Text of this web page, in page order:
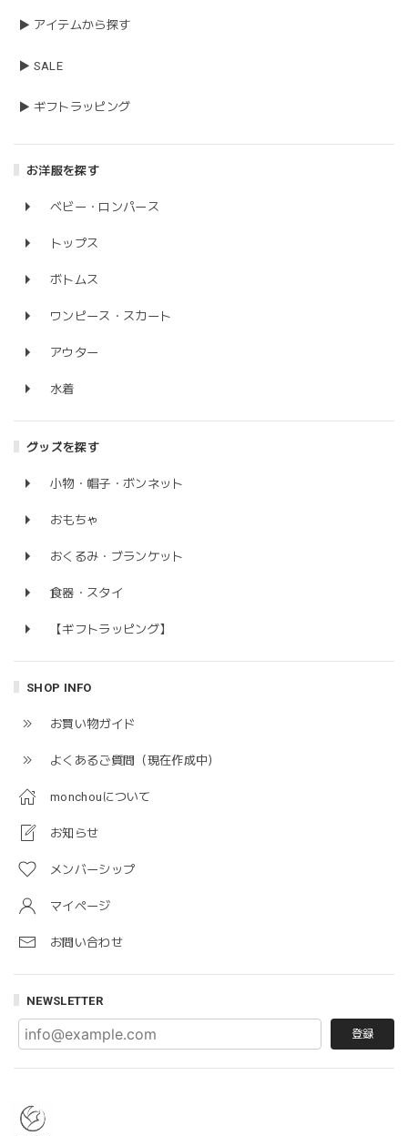
▶ アイテムから探す
▶ SALE
▶ ギフトラッピング
お洋服を探す
ベビー・ロンパース
トップス
ボトムス
ワンピース・スカート
アウター
水着
グッズを探す
小物・帽子・ボンネット
おもちゃ
おくるみ・ブランケット
食器・スタイ
【ギフトラッピング】
SHOP INFO
お買い物ガイド
よくあるご質問（現在作成中）
monchouについて
お知らせ
メンバーシップ
マイページ
お問い合わせ
NEWSLETTER
登録